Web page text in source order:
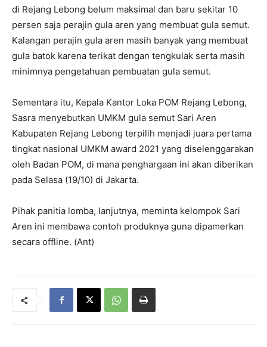
di Rejang Lebong belum maksimal dan baru sekitar 10
persen saja perajin gula aren yang membuat gula semut.
Kalangan perajin gula aren masih banyak yang membuat
gula batok karena terikat dengan tengkulak serta masih
minimnya pengetahuan pembuatan gula semut.
Sementara itu, Kepala Kantor Loka POM Rejang Lebong,
Sasra menyebutkan UMKM gula semut Sari Aren
Kabupaten Rejang Lebong terpilih menjadi juara pertama
tingkat nasional UMKM award 2021 yang diselenggarakan
oleh Badan POM, di mana penghargaan ini akan diberikan
pada Selasa (19/10) di Jakarta.
Pihak panitia lomba, lanjutnya, meminta kelompok Sari
Aren ini membawa contoh produknya guna dipamerkan
secara offline. (Ant)